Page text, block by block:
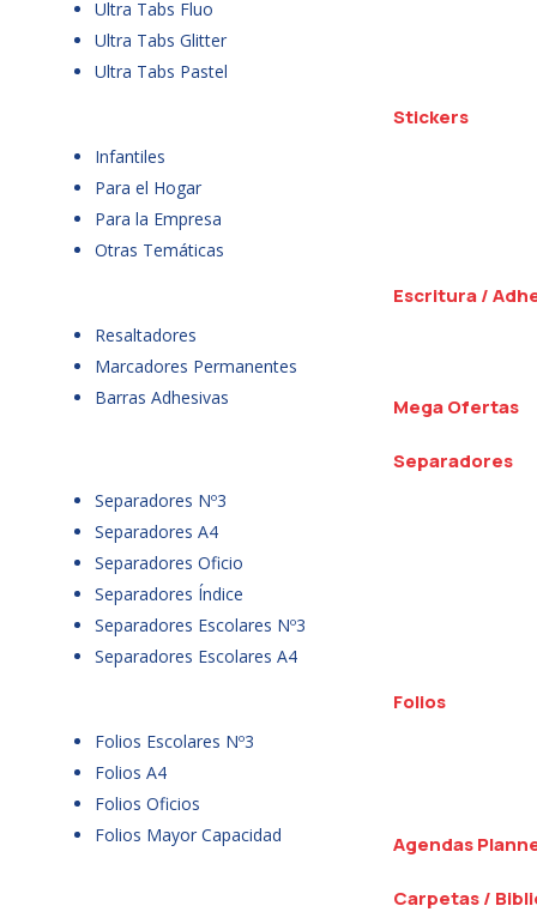
Ultra Tabs Fluo
Ultra Tabs Glitter
Ultra Tabs Pastel
Stickers
Infantiles
Para el Hogar
Para la Empresa
Otras Temáticas
Escritura /
Resaltadores
Marcadores Permanentes
Barras Adhesivas
Mega Ofertas
Separadores
Separadores Nº3
Separadores A4
Separadores Oficio
Separadores Índice
Separadores Escolares Nº3
Separadores Escolares A4
Folios
Folios Escolares Nº3
Folios A4
Folios Oficios
Folios Mayor Capacidad
Agendas
Carpetas /